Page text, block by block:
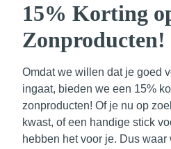
15% Korting
Zonproducten!
Omdat we willen dat je goed
ingaat, bieden we een 15%
zonproducten! Of je nu op
kwast, of een handige stick
hebben het voor je. Dus